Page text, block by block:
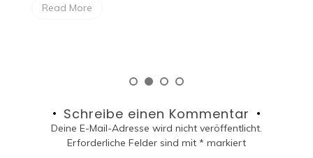
Schreibe einen Kommentar
Deine E-Mail-Adresse wird nicht veröffentlicht.
Erforderliche Felder sind mit * markiert